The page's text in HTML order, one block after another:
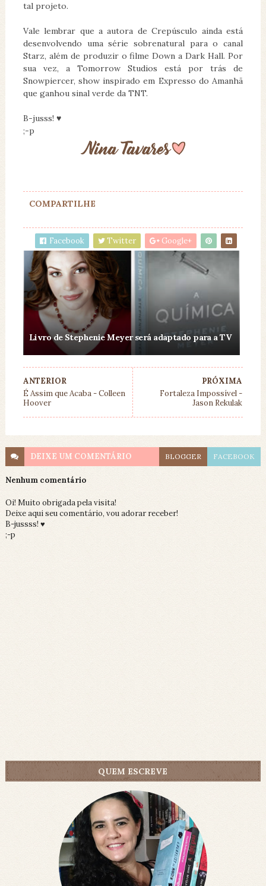
tal projeto.
Vale lembrar que a autora de Crepúsculo ainda está
desenvolvendo uma série sobrenatural para o canal
Starz, além de produzir o filme Down a Dark Hall. Por
sua vez, a Tomorrow Studios está por trás de
Snowpiercer, show inspirado em Expresso do Amanhã
que ganhou sinal verde da TNT.
B-jusss! ♥
;-p
COMPARTILHE
Facebook Twitter Google+
Livro de Stephenie Meyer será adaptado para a TV
PRÓXIMA
Fortaleza Impossível -
Jason Rekulak
ANTERIOR
É Assim que Acaba - Colleen
Hoover
DEIXE UM COMENTÁRIO BLOGGER FACEBOOK
Nenhum comentário
Oi! Muito obrigada pela visita!
Deixe aqui seu comentário, vou adorar receber!
B-jussss! ♥
;-p
QUEM ESCREVE